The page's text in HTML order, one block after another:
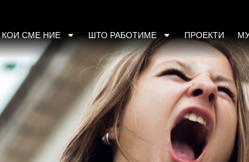
КОИ СМЕ НИЕ ШТО РАБОТИМЕ ПРОЕКТИ